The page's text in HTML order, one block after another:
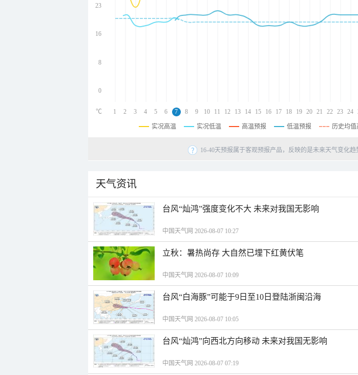
23
16
8
0
1 2 3 4 5 6 7 8 9 10 11 12 13 14 15 16 17 18 19 20 21 22 23 24
℃
实况高温 实况低温 高温预报 低温预报 历史均值
16-40天预报属于客观预报产品，反映的是未来天气变化
天气资讯
台风“灿鸿”强度变化不大 未来对我国无影响
中国天气网 2026-08-07 10:27
立秋：暑热尚存 大自然已埋下红黄伏笔
中国天气网 2026-08-07 10:09
台风“白海豚”可能于9日至10日登陆浙闽沿海
中国天气网 2026-08-07 10:05
台风“灿鸿”向西北方向移动 未来对我国无影响
中国天气网 2026-08-07 07:19